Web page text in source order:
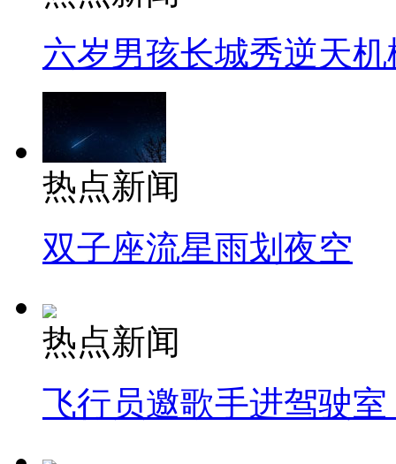
六岁男孩长城秀逆天机
热点新闻
双子座流星雨划夜空
热点新闻
飞行员邀歌手进驾驶